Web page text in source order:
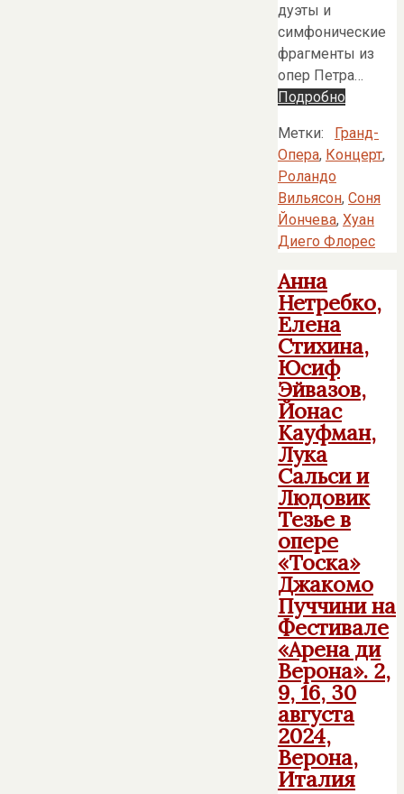
дуэты и
симфонические
фрагменты из
опер Петра…
Подробно
Метки:
Гранд-
Опера, Концерт,
Роландо
Вильясон, Соня
Йончева, Хуан
Диего Флорес
Анна
Нетребко,
Елена
Стихина,
Юсиф
Эйвазов,
Йонас
Кауфман,
Лука
Сальси и
Людовик
Тезье в
опере
«Тоска»
Джакомо
Пуччини на
Фестивале
«Арена ди
Верона». 2,
9, 16, 30
августа
2024,
Верона,
Италия